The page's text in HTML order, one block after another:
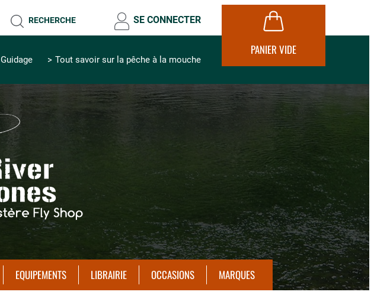
RECHERCHE SE CONNECTER
PANIER VIDE
Guidage Tout savoir sur la pêche à la mouche
EQUIPEMENTS LIBRAIRIE OCCASIONS MARQUES